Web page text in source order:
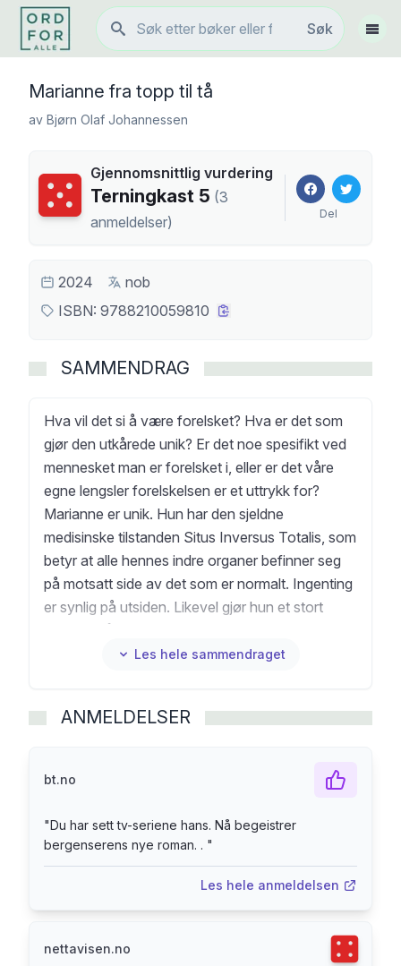
Søk
Søk
Vis
Marianne fra topp til tå
av Bjørn Olaf Johannessen
Terningkast
Gjennomsnittlig vurdering
Terningkast 5 (3
anmeldelser) Del
2024
nob
ISBN: 9788210059810
SAMMENDRAG
Hva vil det si å være forelsket? Hva er det som
gjør den utkårede unik? Er det noe spesifikt ved
mennesket man er forelsket i, eller er det våre
egne lengsler forelskelsen er et uttrykk for?
Marianne er unik. Hun har den sjeldne
medisinske tilstanden Situs Inversus Totalis, som
betyr at alle hennes indre organer befinner seg
på motsatt side av det som er normalt. Ingenting
er synlig på utsiden. Likevel gjør hun et stort
besatt, og forsøker å finne ut mest mulig om
er forelsket i? Marianne eller speilvendingen
konferanse for speilvendte, oppdager han et
miljø som insisterer på at det det speilvendte er
MINST like bra som det rettvendte. Og fremfor
alt er speilvendingen en tilstand, ikke en sykdom.
Men hvilke trekk er en følge av tilstanden, og
hvilke er rett og slett bare Marianne? Og hvordan
går det når han for noen dager selv blir del av en
rettvendt minoritet? Marianne fra topp til tå er en
dypt original kjærlighetshistorie, skrevet med et
Les hele sammendraget
ANMELDELSER
bt.no
"Du har sett tv-seriene hans. Nå begeistrer
bergenserens nye roman. . "
Les hele anmeldelsen
nettavisen.no